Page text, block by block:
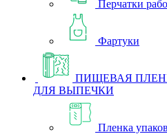
Перчатки
Фартуки
ПИЩЕВАЯ
ДЛЯ ВЫПЕЧКИ
Пленка